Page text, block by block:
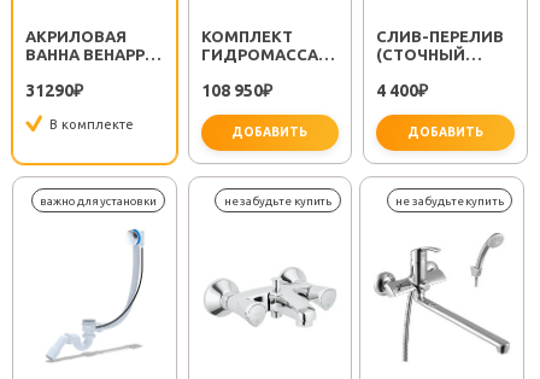
АКРИЛОВАЯ
ВАННА BEHAPPY
31290₽
В комплекте
КОМПЛЕКТ
ГИДРОМАССАЖА
STANDART
108 950₽
ДОБАВИТЬ
СЛИВ-ПЕРЕЛИВ
(СТОЧНЫЙ
ДЛЯ ВАННЫ
ХРОМ
4 400₽
ДОБАВИТЬ